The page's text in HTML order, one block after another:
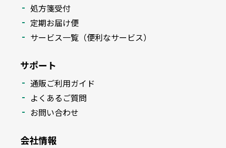
処方箋受付
定期お届け便
サービス一覧（便利なサービス）
サポート
通販ご利用ガイド
よくあるご質問
お問い合わせ
会社情報